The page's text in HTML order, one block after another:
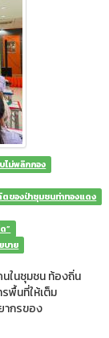
ไม่พลิกกอง
ตของป่าชุมชนท่าทองแดง
”
บาย
ในชุมชน ท้องถิ่น
พื้นที่ให้เต็ม
ากรของ